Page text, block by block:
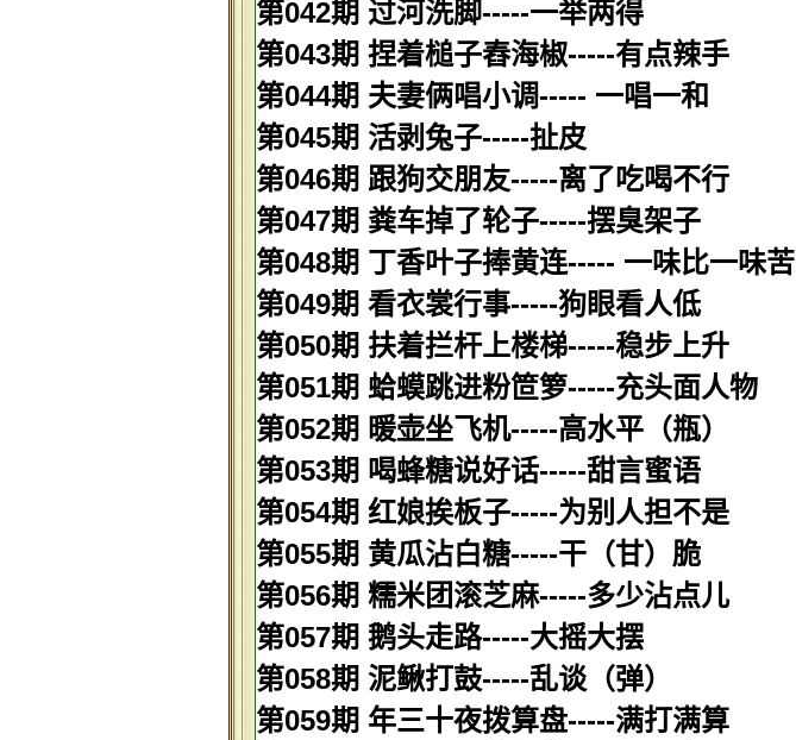
第042期 过河洗脚-----一举两得
第043期 捏着槌子舂海椒-----有点辣手
第044期 夫妻俩唱小调----- 一唱一和
第045期 活剥兔子-----扯皮
第046期 跟狗交朋友-----离了吃喝不行
第047期 粪车掉了轮子-----摆臭架子
第048期 丁香叶子捧黄连----- 一味比一味苦
第049期 看衣裳行事-----狗眼看人低
第050期 扶着拦杆上楼梯-----稳步上升
第051期 蛤蟆跳进粉笸箩-----充头面人物
第052期 暖壶坐飞机-----高水平（瓶）
第053期 喝蜂糖说好话-----甜言蜜语
第054期 红娘挨板子-----为别人担不是
第055期 黄瓜沾白糖-----干（甘）脆
第056期 糯米团滚芝麻-----多少沾点儿
第057期 鹅头走路-----大摇大摆
第058期 泥鳅打鼓-----乱谈（弹）
第059期 年三十夜拨算盘-----满打满算